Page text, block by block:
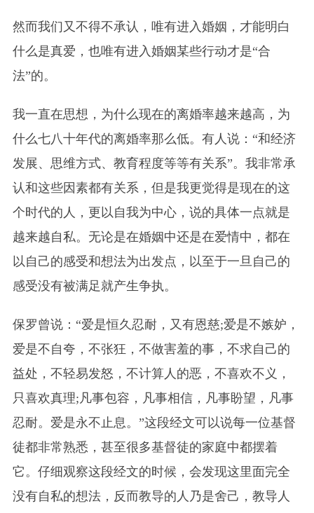
然而我们又不得不承认，唯有进入婚姻，才能明白
什么是真爱，也唯有进入婚姻某些行动才是“合
法”的。
我一直在思想，为什么现在的离婚率越来越高，为
什么七八十年代的离婚率那么低。有人说：“和经济
发展、思维方式、教育程度等等有关系”。我非常承
认和这些因素都有关系，但是我更觉得是现在的这
个时代的人，更以自我为中心，说的具体一点就是
越来越自私。无论是在婚姻中还是在爱情中，都在
以自己的感受和想法为出发点，以至于一旦自己的
感受没有被满足就产生争执。
保罗曾说：“爱是恒久忍耐，又有恩慈;爱是不嫉妒，
爱是不自夸，不张狂，不做害羞的事，不求自己的
益处，不轻易发怒，不计算人的恶，不喜欢不义，
只喜欢真理;凡事包容，凡事相信，凡事盼望，凡事
忍耐。爱是永不止息。”这段经文可以说每一位基督
徒都非常熟悉，甚至很多基督徒的家庭中都摆着
它。仔细观察这段经文的时候，会发现这里面完全
没有自私的想法，反而教导的人乃是舍己，教导人